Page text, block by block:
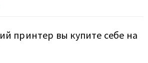
принтер вы купите себе на